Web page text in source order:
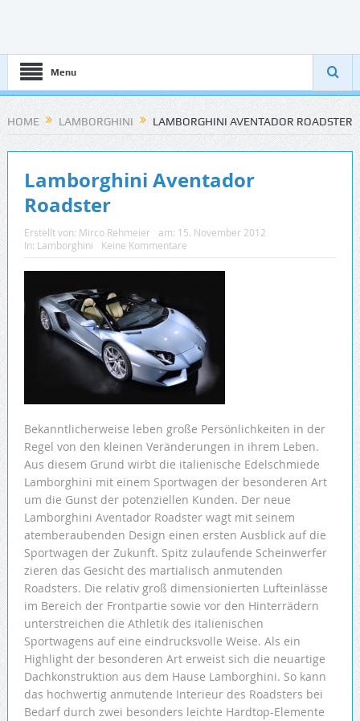
Menu
HOME LAMBORGHINI LAMBORGHINI AVENTADOR ROADSTER
Lamborghini Aventador
Roadster
Erstellt von: Mirco Rehmeier am: 15. November 2012
In: Lamborghini Keine Kommentare
Bekanntlicherweise leben große Persönlichkeiten in der
Regel von den kleinen Veränderungen in ihrem Leben.
Aus diesem Grund wirbt die italienische Edelschmiede
Lamborghini mit einem Sportwagen der besonderen Art
um die Gunst der potenziellen Kunden. Der neue
Lamborghini ­Aventador Roadster wagt mit seinem
atemberaubenden Design einen ersten Ausblick auf die
Sportwagen der Zukunft. Spitz zulaufende Scheinwerfer
zieren das Gesicht des martialisch anmutenden
Roadsters. Die relativ groß dimensionierten Lufteinlässe
im Bereich der Frontpartie sowie vor den Hinterrädern
unterstreichen die Athletik des italienischen
Sportwagens auf eine eindrucksvolle Weise. Als ein
Highlight der besonderen Art erweist sich die neuartige
Dachkonstruktion aus dem Hause Lamborghini. So kann
das hochwertig anmutende Interieur des Roadsters bei
Bedarf durch zwei besonders leichte Hardtop-Elemente